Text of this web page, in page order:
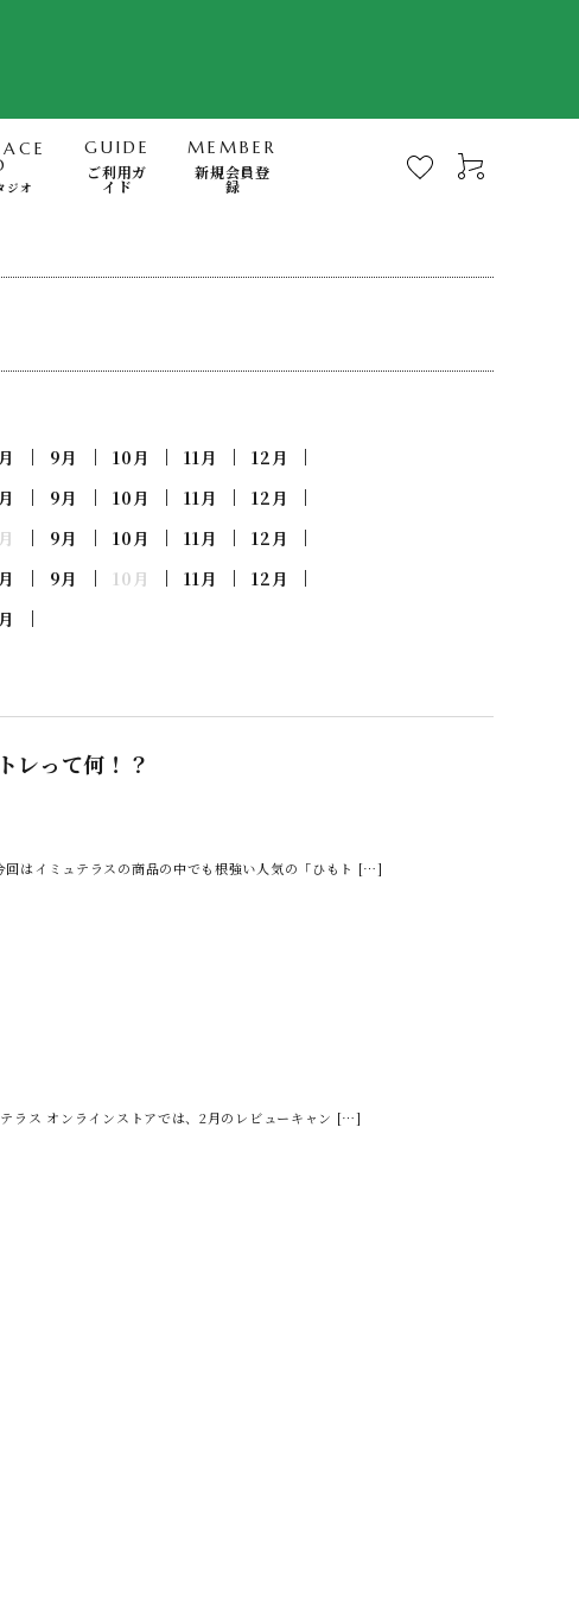
書籍
日用品（無添加洗剤、歯磨き他）
ジオ
GUIDE
ご利用ガ
イド
MEMBER
新規会員登
録
9月 10月 11月
12月
9月 10月 11月
12月
9月 10月 11月
12月
9月 10月 11月
12月
レって何！？
回はイミュテラスの商品の中でも根強い人気の「ひもト […]
ラス オンラインストアでは、2月のレビューキャン […]